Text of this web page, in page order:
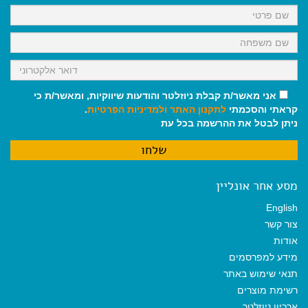
k
p
m
אני מאשר/ת קבלת ניוזלטר והודעות שיווקיות, ומאשר/ת כי
קראתי והסכמתי לתקנון האתר ולמדיניות הפרטיות.
ניתן לבטל את ההרשמה בכל עת
מסע אחר אונליין
English
צור קשר
אודות
מידע למפרסמים
תנאי שימוש באתר
רשימת מוצרים